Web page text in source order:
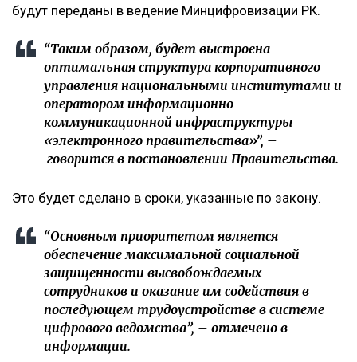
будут переданы в ведение Минцифровизации РК.
“Таким образом, будет выстроена
оптимальная структура корпоративного
управления национальными институтами и
оператором информационно-
коммуникационной инфраструктуры
«электронного правительства»”, –
говорится в постановлении Правительства.
Это будет сделано в сроки, указанные по закону.
“Основным приоритетом является
обеспечение максимальной социальной
защищенности высвобождаемых
сотрудников и оказание им содействия в
последующем трудоустройстве в системе
цифрового ведомства”, – отмечено в
информации.